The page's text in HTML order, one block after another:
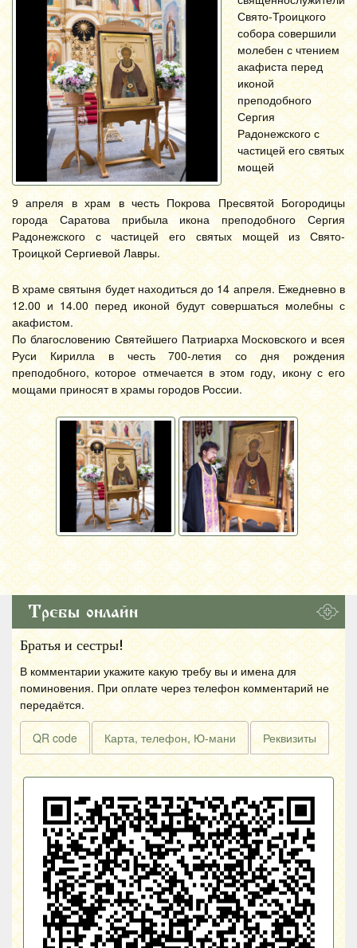
Свято-Троицкого
собора совершили
молебен с чтением
акафиста перед
иконой
преподобного
Сергия
Радонежского с
частицей его святых
мощей
9 апреля в храм в честь Покрова Пресвятой Богородицы
города Саратова прибыла икона преподобного Сергия
Радонежского с частицей его святых мощей из Свято-
Троицкой Сергиевой Лавры.
В храме святыня будет находиться до 14 апреля. Ежедневно в
12.00 и 14.00 перед иконой будут совершаться молебны с
акафистом.
По благословению Святейшего Патриарха Московского и всея
Руси Кирилла в честь 700-летия со дня рождения
преподобного, которое отмечается в этом году, икону с его
мощами приносят в храмы городов России.
Требы онлайн
Братья и сестры!
В комментарии укажите какую требу вы и имена для
поминовения. При оплате через телефон комментарий не
передаётся.
QR code Карта, телефон, Ю-мани Реквизиты